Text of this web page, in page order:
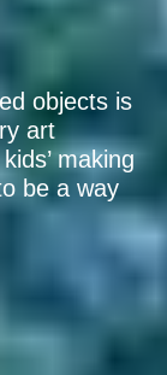
objects is
art
making
be a way